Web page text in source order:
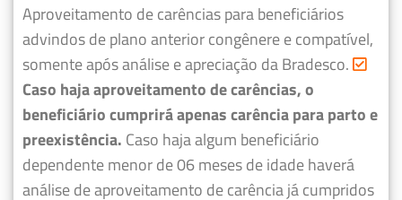
Aproveitamento de carências para beneficiários
advindos de plano anterior congênere e compatível,
somente após análise e apreciação da Bradesco.
Caso haja aproveitamento de carências, o
beneficiário cumprirá apenas carência para parto e
preexistência. Caso haja algum beneficiário
dependente menor de 06 meses de idade haverá
análise de aproveitamento de carência já cumpridos